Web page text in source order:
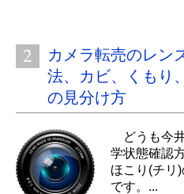
カメラ転売のレン
法、カビ、くもり
の見分け方
どうも今
学状態確認
ほこり(チリ
です。...